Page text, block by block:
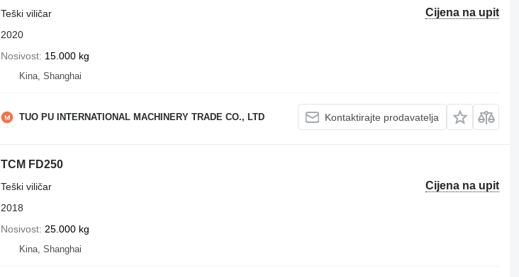
Cijena na upit
Teški viličar
2020
Nosivost 15.000 kg
Kina, Shanghai
TUO PU INTERNATIONAL MACHINERY TRADE CO., LTD Kontaktirajte prodavatelja
TCM FD250
Cijena na upit
Teški viličar
2018
Nosivost 25.000 kg
Kina, Shanghai